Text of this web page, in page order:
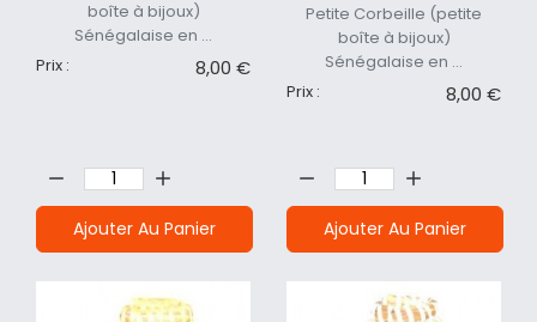
boîte à bijoux)
Sénégalaise en ...
Prix :
8,00 €
Ajouter Au Panier
Petite Corbeille (petite
boîte à bijoux)
Sénégalaise en ...
Prix :
8,00 €
Ajouter Au Panier